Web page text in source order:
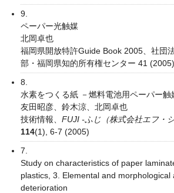
9.
ペーパー光触媒
北岡卓也
福岡県開放特許Guide Book 2005、社団
部・福岡県知的所有権センター 41 (2005)
8.
水素をつくる紙 －燃料電池用ペーパー触
友田昭彦、鈴木涼、北岡卓也
技術情報、 FUJI -ふじ（株式会社エフ・
114(1), 6-7 (2005)
7.
Study on characteristics of paper
plastics, 3. Elemental and
deterioration